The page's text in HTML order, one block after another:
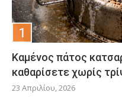
Καμένος πάτος
καθαρίσετε χωρίς
23 Απριλίου, 2026